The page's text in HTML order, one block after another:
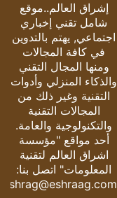
إشراق العالم..موقع
شامل تقني إخباري
اجتماعي, يهتم بالتدوين
في كافة المجالات
ومنها المجال التقني
والذكاء المنزلي وأدوات
التقنية وغير ذلك من
المجالات التقنية
والتكنولوجية والعامة.
أحد مواقع "مؤسسة
اشراق العالم لتقنية
المعلومات" اتصل بنا:
eshrag@eshraag.com